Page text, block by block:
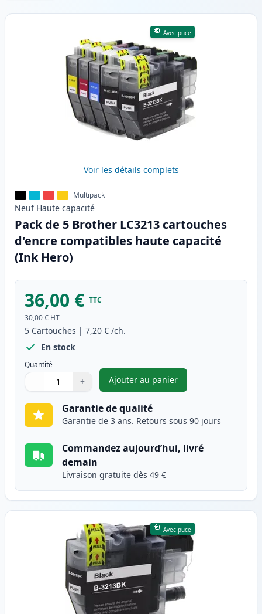
Produits
Avec puce
Voir les détails complets
Multipack
Neuf Haute capacité
Pack de 5 Brother LC3213 cartouches
d'encre compatibles haute capacité
(Ink Hero)
36,00 € TTC
30,00 € HT
5 Cartouches | 7,20 € /ch.
En stock
Quantité
Quantité
Utilisez les boutons pour ajuster
− +
Quantité
Ajouter au panier
,Pack de 5 Brother LC3213
Garantie de qualité
Garantie de 3 ans. Retours sous 90 jours
Commandez aujourd’hui, livré
demain
Livraison gratuite dès 49 €
Avec puce